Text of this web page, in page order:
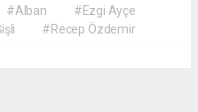
#Alban
#Ezgi Ayçe
#Recep Özdemir